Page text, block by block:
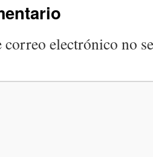
electrónico no